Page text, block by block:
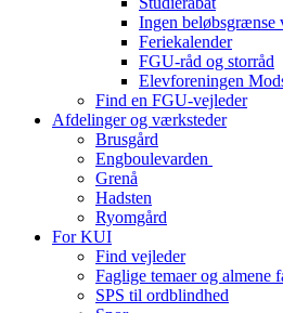
Ingen beløbsgrænse
Feriekalender
FGU-råd og storråd
Elevforeningen
Find en FGU-vejleder
Afdelinger og værksteder
Brusgård
Engboulevarden
Grenå
Hadsten
Ryomgård
For KUI
Find vejleder
Faglige temaer og almene
SPS til ordblindhed